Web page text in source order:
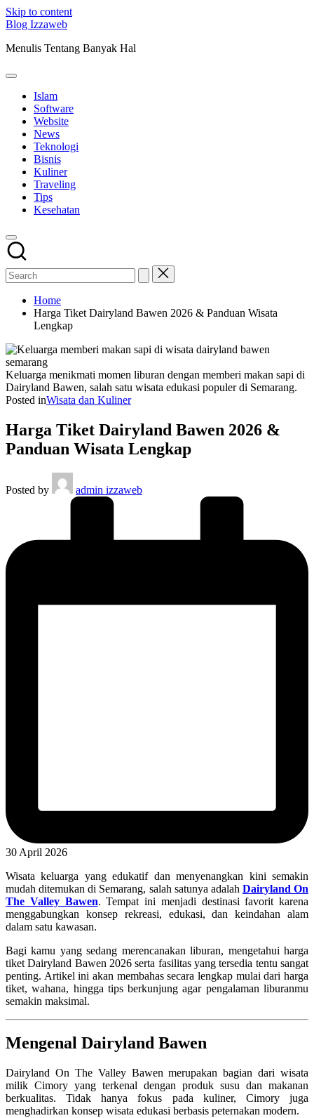
Skip to content
Blog Izzaweb
Menulis Tentang Banyak Hal
Islam
Software
Website
News
Teknologi
Bisnis
Kuliner
Traveling
Tips
Kesehatan
Home
Harga Tiket Dairyland Bawen 2026 & Panduan Wisata
Lengkap
Keluarga menikmati momen liburan dengan memberi makan sapi di
Dairyland Bawen, salah satu wisata edukasi populer di Semarang.
Posted inWisata dan Kuliner
Harga Tiket Dairyland Bawen 2026 &
Panduan Wisata Lengkap
Posted by admin izzaweb
30 April 2026
Wisata keluarga yang edukatif dan menyenangkan kini semakin
mudah ditemukan di Semarang, salah satunya adalah Dairyland On
The Valley Bawen. Tempat ini menjadi destinasi favorit karena
menggabungkan konsep rekreasi, edukasi, dan keindahan alam
dalam satu kawasan.
Bagi kamu yang sedang merencanakan liburan, mengetahui harga
tiket Dairyland Bawen 2026 serta fasilitas yang tersedia tentu sangat
penting. Artikel ini akan membahas secara lengkap mulai dari harga
tiket, wahana, hingga tips berkunjung agar pengalaman liburanmu
semakin maksimal.
Mengenal Dairyland Bawen
Dairyland On The Valley Bawen merupakan bagian dari wisata
milik Cimory yang terkenal dengan produk susu dan makanan
berkualitas. Tidak hanya fokus pada kuliner, Cimory juga
menghadirkan konsep wisata edukasi berbasis peternakan modern.